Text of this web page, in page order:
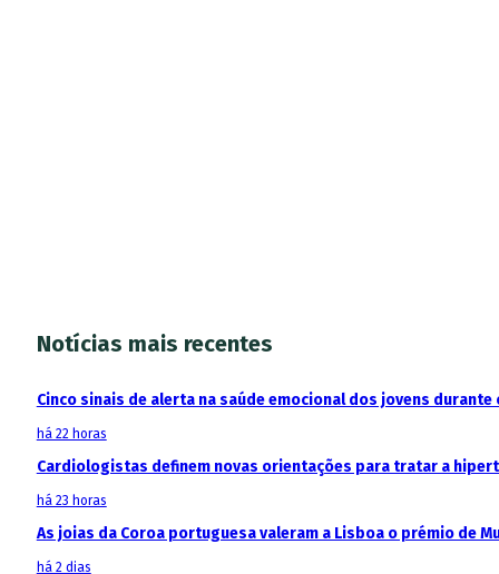
Notícias mais recentes
Cinco sinais de alerta na saúde emocional dos jovens durante
há 22 horas
Cardiologistas definem novas orientações para tratar a
há 23 horas
As joias da Coroa portuguesa valeram a Lisboa o prémio de
há 2 dias